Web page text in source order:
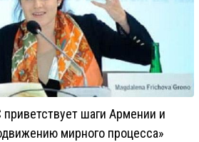
приветствует шаги Армении и
мирного процесса»